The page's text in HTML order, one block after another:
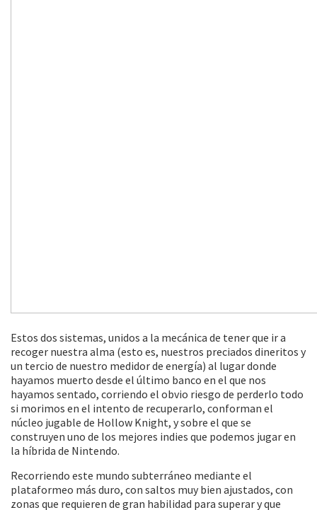
Estos dos sistemas, unidos a la mecánica de tener que ir a
recoger nuestra alma (esto es, nuestros preciados dineritos y
un tercio de nuestro medidor de energía) al lugar donde
hayamos muerto desde el último banco en el que nos
hayamos sentado, corriendo el obvio riesgo de perderlo todo
si morimos en el intento de recuperarlo, conforman el
núcleo jugable de Hollow Knight, y sobre el que se
construyen uno de los mejores indies que podemos jugar en
la híbrida de Nintendo.
Recorriendo este mundo subterráneo mediante el
plataformeo más duro, con saltos muy bien ajustados, con
zonas que requieren de gran habilidad para superar y que